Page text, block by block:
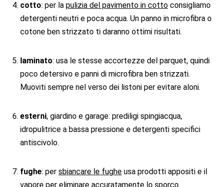
cotto: per la pulizia del pavimento in cottoconsigliamo
detergenti neutri e poca acqua. Un panno in microfibra o
cotone ben strizzato ti daranno ottimi risultati.
laminato: usa le stesse accortezze del parquet, quindi
poco detersivo e panni di microfibra ben strizzati.
Muoviti sempre nel verso dei listoni per evitare aloni.
esterni, giardino e garage: prediligi spingiacqua,
idropulitrice a bassa pressione e detergenti specifici
antiscivolo.
fughe: per sbiancare le fugheusa prodotti appositi e il
vapore per eliminare accuratamente lo sporco.